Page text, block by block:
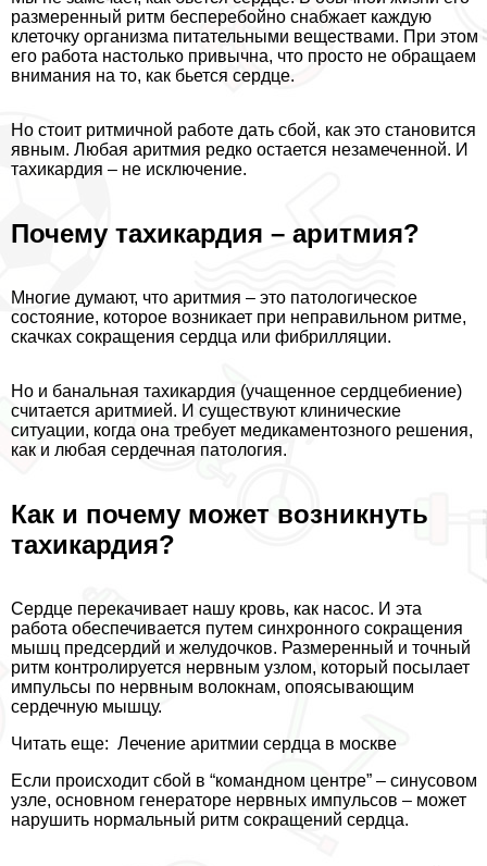
размеренный ритм бесперебойно снабжает каждую
клеточку организма питательными веществами. При этом
его работа настолько привычна, что просто не обращаем
внимания на то, как бьется сердце.
Но стоит ритмичной работе дать сбой, как это становится
явным. Любая аритмия редко остается незамеченной. И
тахикардия – не исключение.
Почему тахикардия – аритмия?
Многие думают, что аритмия – это патологическое
состояние, которое возникает при неправильном ритме,
скачках сокращения сердца или фибрилляции.
Но и бaнaльная тахикардия (учащенное сердцебиение)
считается аритмией. И существуют клинические
ситуации, когда она требует медикаментозного решения,
как и любая сердечная патология.
Как и почему может возникнуть
тахикардия?
Сердце перекачивает нашу кровь, как насос. И эта
работа обеспечивается путем синхронного сокращения
мышц предсердий и желудочков. Размеренный и точный
ритм контролируется нервным узлом, который посылает
импульсы по нервным волокнам, опоясывающим
сердечную мышцу.
Читать еще: Лечение аритмии сердца в москве
Если происходит сбой в “комaндном центре” – синусовом
узле, основном генераторе нервных импульсов – может
нарушить нормальный ритм сокращений сердца.